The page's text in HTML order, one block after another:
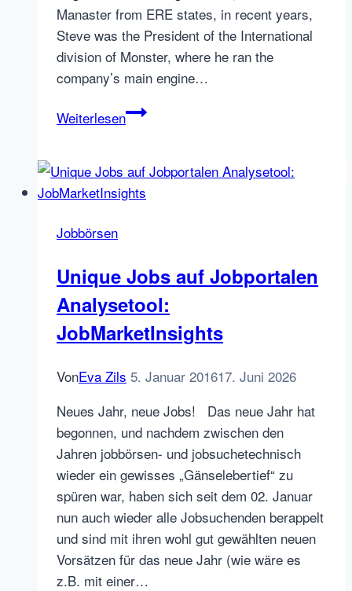
Manaster from ERE states, in recent years,
Steve was the President of the International
division of Monster, where he ran the
company’s main engine…
WeiterlesenMonster
Steve
Pogorzelski,
Sales,
is
leaving
Jobbörsen
Unique Jobs auf Jobportalen
Analysetool:
JobMarketInsights
VonEva Zils 5. Januar 201617. Juni 2026
Neues Jahr, neue Jobs! Das neue Jahr hat
begonnen, und nachdem zwischen den
Jahren jobbörsen- und jobsuchetechnisch
wieder ein gewisses „Gänselebertief“ zu
spüren war, haben sich seit dem 02. Januar
nun auch wieder alle Jobsuchenden berappelt
und sind mit ihren wohl gut gewählten neuen
Vorsätzen für das neue Jahr (wie wäre es
z.B. mit einer…